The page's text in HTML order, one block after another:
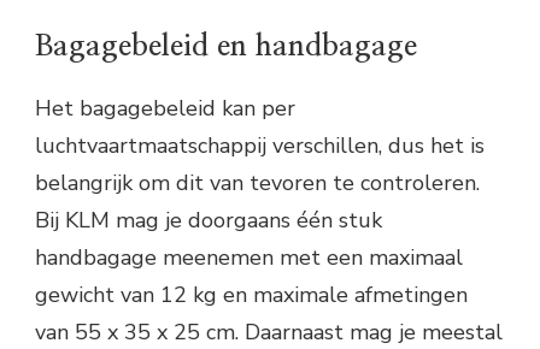
Bagagebeleid en handbagage
Het bagagebeleid kan per
luchtvaartmaatschappij verschillen, dus het is
belangrijk om dit van tevoren te controleren.
Bij KLM mag je doorgaans één stuk
handbagage meenemen met een maximaal
gewicht van 12 kg en maximale afmetingen
van 55 x 35 x 25 cm. Daarnaast mag je meestal